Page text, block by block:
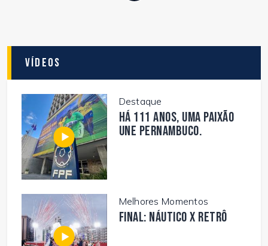
Vídeos
Destaque
Há 111 anos, uma paixão
une Pernambuco.
Melhores Momentos
FINAL: NÁUTICO X RETRÔ